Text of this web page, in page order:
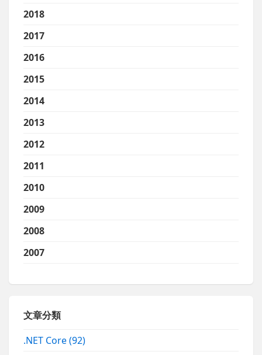
2018
2017
2016
2015
2014
2013
2012
2011
2010
2009
2008
2007
文章分類
.NET Core(92)